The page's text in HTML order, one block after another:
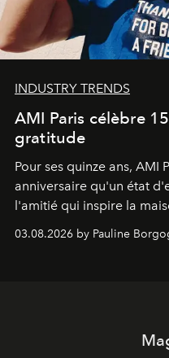
INDUSTRY TRENDS
AMI Paris célèbre
gratitude
Pour ses quinze ans, AMI
anniversaire qu'un état
l'amitié qui inspire la
03.08.2026 by Pauline